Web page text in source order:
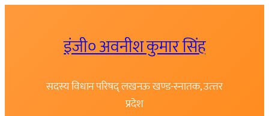
इंजी० अवनीश कुमार सिंह
सदस्य विधान परिषद् लखनऊ खण्ड-स्नातक, उत्त्तर
प्रदेश